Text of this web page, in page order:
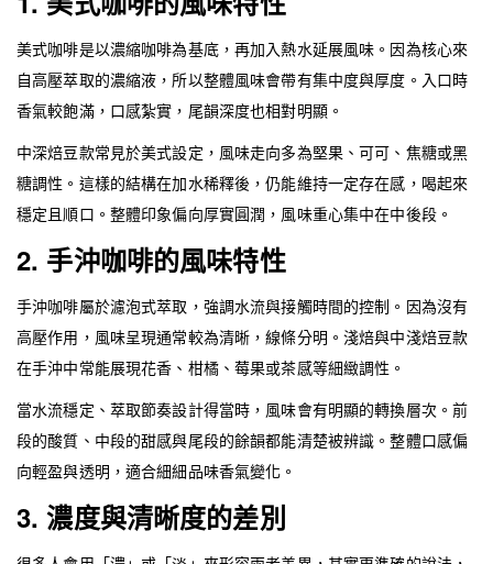
美式咖啡是以濃縮咖啡為基底，再加入熱水延展風味。因為核心來
自高壓萃取的濃縮液，所以整體風味會帶有集中度與厚度。入口時
香氣較飽滿，口感紮實，尾韻深度也相對明顯。
中深焙豆款常見於美式設定，風味走向多為堅果、可可、焦糖或黑
糖調性。這樣的結構在加水稀釋後，仍能維持一定存在感，喝起來
穩定且順口。整體印象偏向厚實圓潤，風味重心集中在中後段。
2. 手沖咖啡的風味特性
手沖咖啡屬於濾泡式萃取，強調水流與接觸時間的控制。因為沒有
高壓作用，風味呈現通常較為清晰，線條分明。淺焙與中淺焙豆款
在手沖中常能展現花香、柑橘、莓果或茶感等細緻調性。
當水流穩定、萃取節奏設計得當時，風味會有明顯的轉換層次。前
段的酸質、中段的甜感與尾段的餘韻都能清楚被辨識。整體口感偏
向輕盈與透明，適合細細品味香氣變化。
3. 濃度與清晰度的差別